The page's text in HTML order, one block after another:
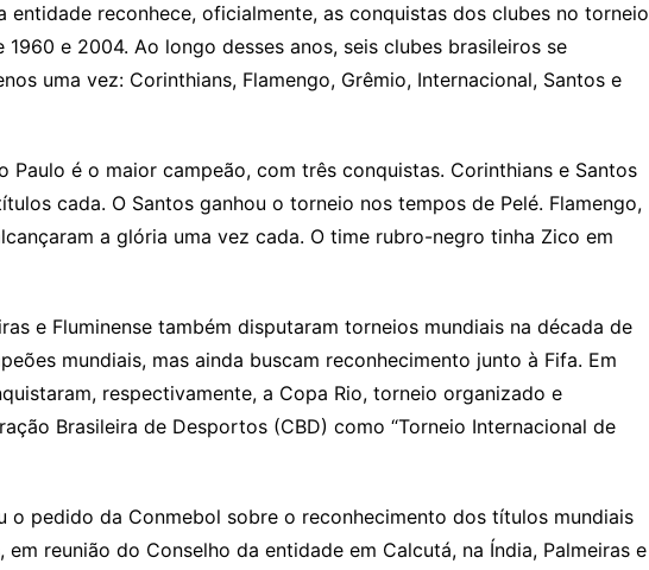
entidade reconhece, oficialmente, as conquistas dos clubes no torneio
1960 e 2004. Ao longo desses anos, seis clubes brasileiros se
uma vez: Corinthians, Flamengo, Grêmio, Internacional, Santos e
Paulo é o maior campeão, com três conquistas. Corinthians e Santos
cada. O Santos ganhou o torneio nos tempos de Pelé. Flamengo,
a glória uma vez cada. O time rubro-negro tinha Zico em
e Fluminense também disputaram torneios mundiais na década de
mundiais, mas ainda buscam reconhecimento junto à Fifa. Em
respectivamente, a Copa Rio, torneio organizado e
Brasileira de Desportos (CBD) como “Torneio Internacional de
o pedido da Conmebol sobre o reconhecimento dos títulos mundiais
reunião do Conselho da entidade em Calcutá, na Índia, Palmeiras e